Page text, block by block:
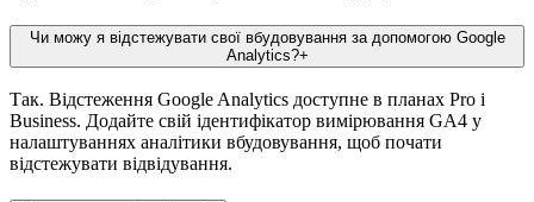
Чи можу я відстежувати свої вбудовування за допомогою Google
Analytics?+
Так. Відстеження Google Analytics доступне в планах Pro і
Business. Додайте свій ідентифікатор вимірювання GA4 у
налаштуваннях аналітики вбудовування, щоб почати
відстежувати відвідування.